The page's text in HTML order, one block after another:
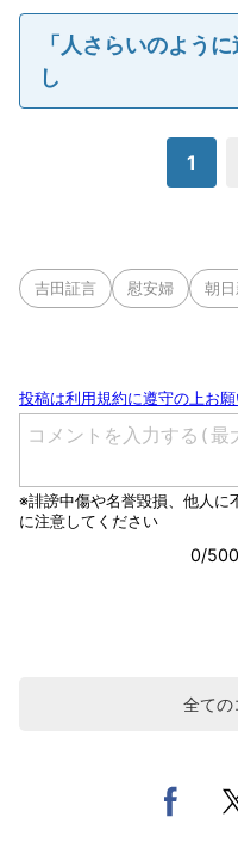
「人さらいのよう
し
1
吉田証言 慰安婦 朝
全ての